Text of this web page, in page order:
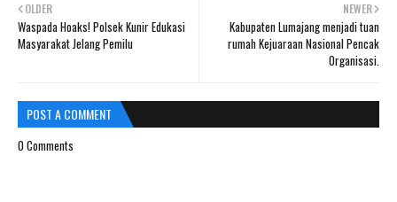
NEWER
Kabupaten Lumajang menjadi tuan
rumah Kejuaraan Nasional Pencak
Organisasi.
OLDER
Waspada Hoaks! Polsek Kunir Edukasi
Masyarakat Jelang Pemilu
POST A COMMENT
0 Comments